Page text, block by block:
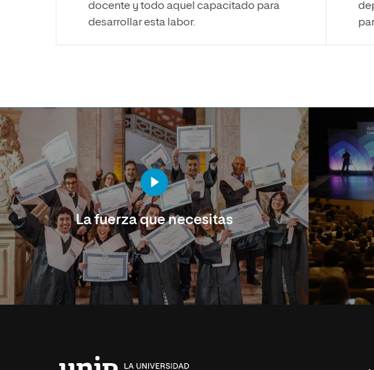
docente y todo aquel capacitado para
desarrollar esta labor.
La fuerza que necesitas